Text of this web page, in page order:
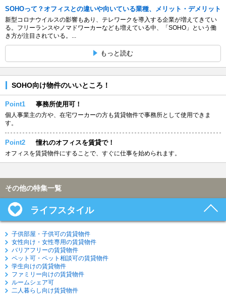
SOHOって？オフィスとの違いや向いている業種、メリット・デメリット
新型コロナウイルスの影響もあり、テレワークを導入する企業が増えてきてい
る。フリーランスやノマドワーカーなども増えている中、「SOHO」という働
き方が注目されている。...
もっと読む
SOHO向け物件のいいところ！
Point1 事務所使用可！
個人事業主の方や、在宅ワーカーの方も賃貸物件で事務所として使用できま
す。
Point2 憧れのオフィスを賃貸で！
オフィスを賃貸物件にすることで、すぐに仕事を始められます。
その他の特集一覧
ライフスタイル
子供部屋・子供可の賃貸物件
女性向け・女性専用の賃貸物件
バリアフリーの賃貸物件
ペット可・ペット相談可の賃貸物件
学生向けの賃貸物件
ファミリー向けの賃貸物件
ルームシェア可
二人暮らし向け賃貸物件